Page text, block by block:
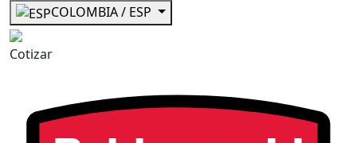
COLOMBIA / ESP
Cotizar